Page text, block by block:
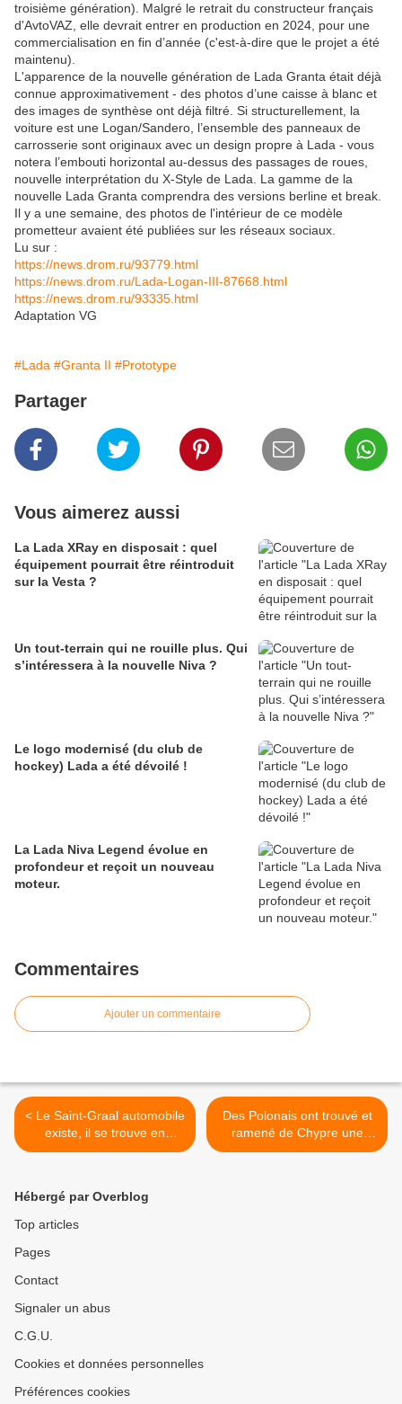
troisième génération). Malgré le retrait du constructeur français
d'AvtoVAZ, elle devrait entrer en production en 2024, pour une
commercialisation en fin d’année (c'est-à-dire que le projet a été
maintenu).
L'apparence de la nouvelle génération de Lada Granta était déjà
connue approximativement - des photos d’une caisse à blanc et
des images de synthèse ont déjà filtré. Si structurellement, la
voiture est une Logan/Sandero, l’ensemble des panneaux de
carrosserie sont originaux avec un design propre à Lada - vous
notera l’embouti horizontal au-dessus des passages de roues,
nouvelle interprétation du X-Style de Lada. La gamme de la
nouvelle Lada Granta comprendra des versions berline et break.
Il y a une semaine, des photos de l'intérieur de ce modèle
prometteur avaient été publiées sur les réseaux sociaux.
Lu sur :
https://news.drom.ru/93779.html
https://news.drom.ru/Lada-Logan-III-87668.html
https://news.drom.ru/93335.html
Adaptation VG
#Lada #Granta II #Prototype
Partager
Vous aimerez aussi
La Lada XRay en disposait : quel
équipement pourrait être réintroduit
sur la Vesta ?
Un tout-terrain qui ne rouille plus. Qui
s’intéressera à la nouvelle Niva ?
Le logo modernisé (du club de
hockey) Lada a été dévoilé !
La Lada Niva Legend évolue en
profondeur et reçoit un nouveau
moteur.
Commentaires
Ajouter un commentaire
< Le Saint-Graal automobile
existe, il se trouve en
République Tchèque.
Des Polonais ont trouvé et
ramené de Chypre une
Polonez Truck flambant
Hébergé par Overblog
Top articles
Pages
Contact
Signaler un abus
C.G.U.
Cookies et données personnelles
Préférences cookies